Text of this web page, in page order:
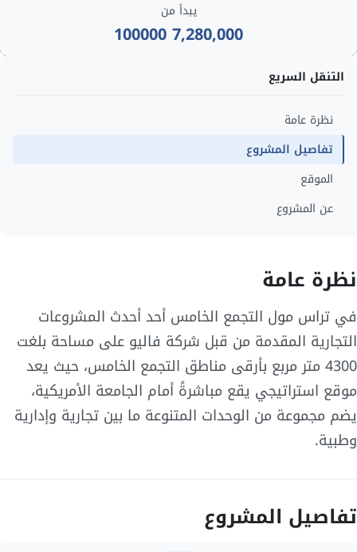
نظرة عامة
في تراس مول التجمع الخامس أحد أحدث المشروعات
التجارية المقدمة من قبل شركة فاليو على مساحة بلغت
4300 متر مربع بأرقى مناطق التجمع الخامس، حيث يعد
موقع استراتيجي يقع مباشرةً أمام الجامعة الأمريكية،
يضم مجموعة من الوحدات المتنوعة ما بين تجارية وإدارية
وطبية.
تفاصيل المشروع
التنقل السريع
نظرة عامة
تفاصيل المشروع
الموقع
عن المشروع
يبدأ من
7,280,000 100000